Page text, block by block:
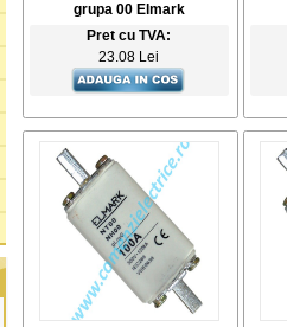
grupa 00 Elmark
Pret cu TVA:
23.08 Lei